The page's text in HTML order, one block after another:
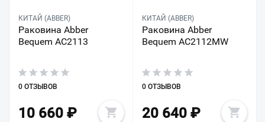
КИТАЙ (ABBER)
Раковина Abber
Bequem AC2113
0 ОТЗЫВОВ
10 660 ₽
КИТАЙ (ABBER)
Раковина Abber
Bequem AC2112MW
0 ОТЗЫВОВ
20 640₽